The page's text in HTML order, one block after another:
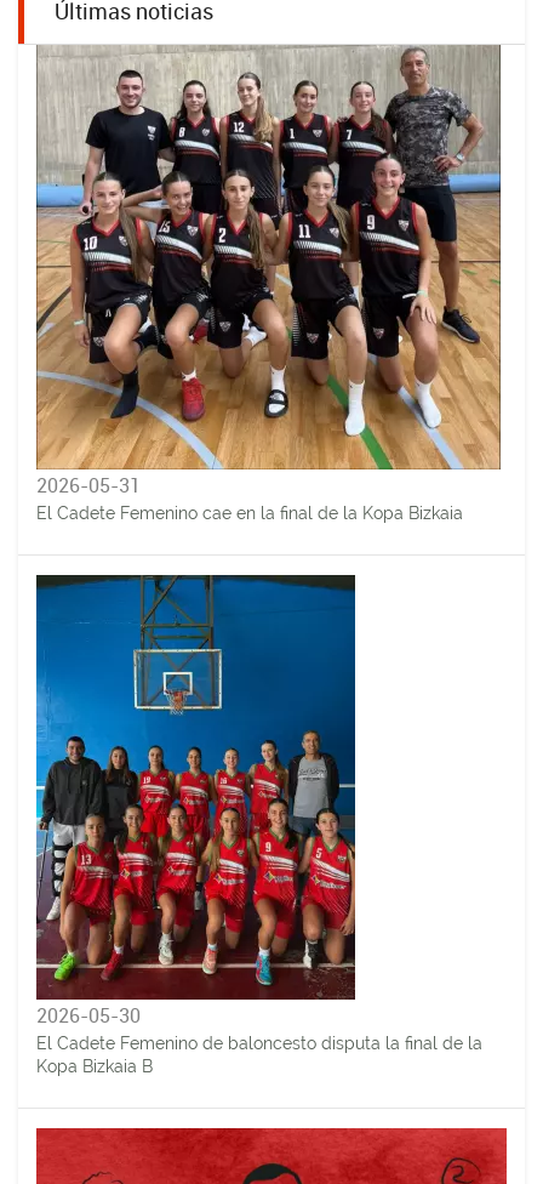
Últimas noticias
2026-05-31
El Cadete Femenino cae en la final de la Kopa Bizkaia
2026-05-30
El Cadete Femenino de baloncesto disputa la final de la
Kopa Bizkaia B